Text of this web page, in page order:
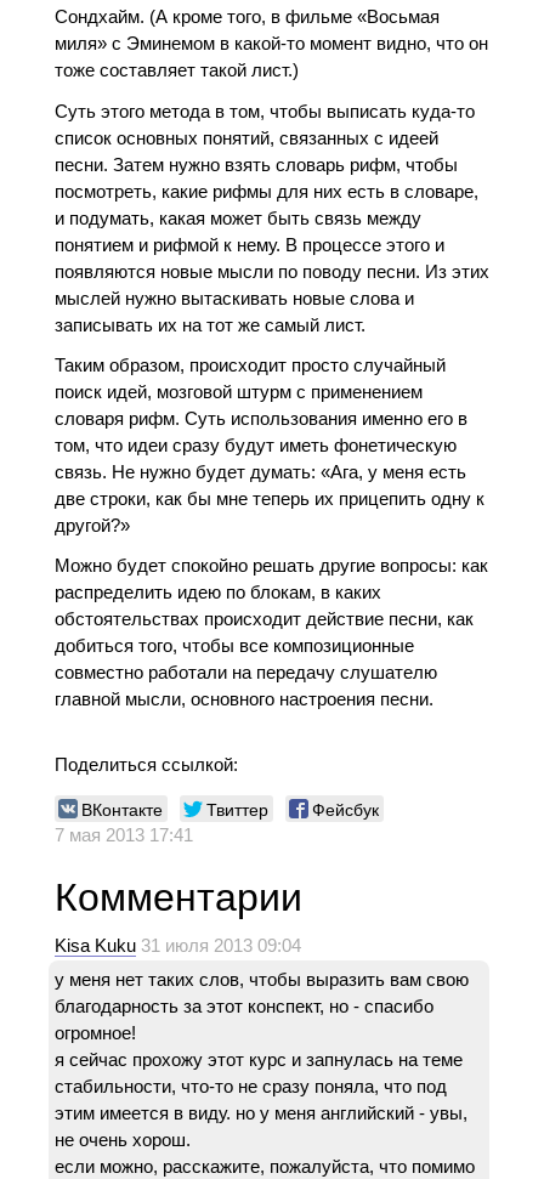
Сондхайм. (А кроме того, в фильме «Восьмая
миля» с Эминемом в какой-то момент видно, что он
тоже составляет такой лист.)
Суть этого метода в том, чтобы выписать куда-то
список основных понятий, связанных с идеей
песни. Затем нужно взять словарь рифм, чтобы
посмотреть, какие рифмы для них есть в словаре,
и подумать, какая может быть связь между
понятием и рифмой к нему. В процессе этого и
появляются новые мысли по поводу песни. Из этих
мыслей нужно вытаскивать новые слова и
записывать их на тот же самый лист.
Таким образом, происходит просто случайный
поиск идей, мозговой штурм с применением
словаря рифм. Суть использования именно его в
том, что идеи сразу будут иметь фонетическую
связь. Не нужно будет думать: «Ага, у меня есть
две строки, как бы мне теперь их прицепить одну к
другой?»
Можно будет спокойно решать другие вопросы: как
распределить идею по блокам, в каких
обстоятельствах происходит действие песни, как
добиться того, чтобы все композиционные
совместно работали на передачу слушателю
главной мысли, основного настроения песни.
Поделиться ссылкой:
ВКонтакте Твиттер Фейсбук
7 мая 2013 17:41
Комментарии
Kisa Kuku 31 июля 2013 09:04
у меня нет таких слов, чтобы выразить вам свою
благодарность за этот конспект, но - спасибо
огромное!
я сейчас прохожу этот курс и запнулась на теме
стабильности, что-то не сразу поняла, что под
этим имеется в виду. но у меня английский - увы,
не очень хорош.
если можно, расскажите, пожалуйста, что помимо